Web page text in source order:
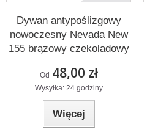
Dywan antypoślizgowy
nowoczesny Nevada New
155 brązowy czekoladowy
Od 48,00 zł
Wysyłka: 24 godziny
Więcej